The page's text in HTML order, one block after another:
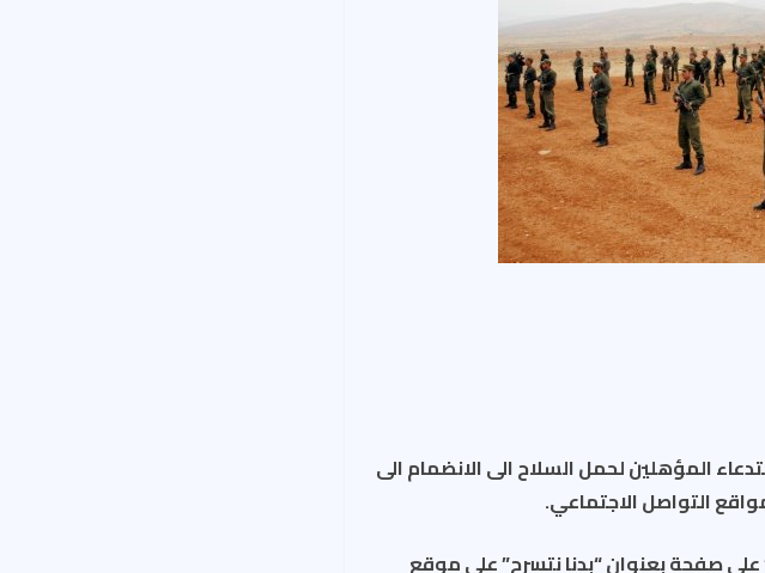
المؤهلين لحمل السلاح الى الانضمام الى
التواصل الاجتماعي.
مجموعة اطلقت على نفسها “مجندو الدفعة 102” على صفحة بعنوان “بدنا نتسرح” على موقع